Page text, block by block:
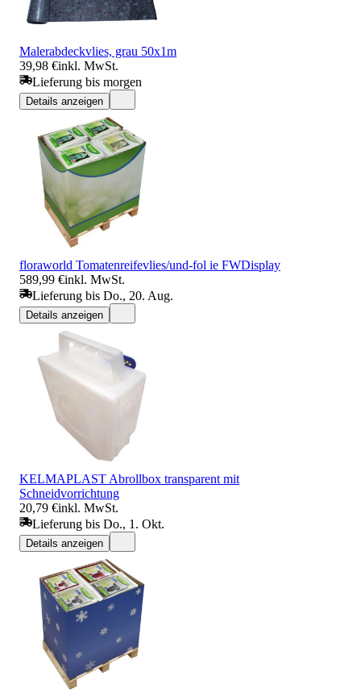
Malerabdeckvlies, grau 50x1m
39,98 €inkl. MwSt.
Lieferung bis morgen
Details anzeigen
floraworld Tomatenreifevlies/und-fol ie FWDisplay
589,99 €inkl. MwSt.
Lieferung bis Do., 20. Aug.
Details anzeigen
KELMAPLAST Abrollbox transparent mit
Schneidvorrichtung
20,79 €inkl. MwSt.
Lieferung bis Do., 1. Okt.
Details anzeigen